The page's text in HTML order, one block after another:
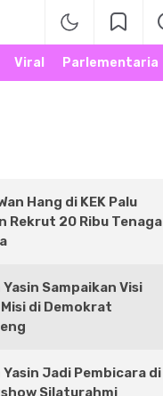
Viral Parlementaria
Hang di KEK Palu
Rekrut 20 Ribu Tenaga
Yasin Sampaikan Visi
di Demokrat
Yasin Jadi Pembicara di
Silaturahmi